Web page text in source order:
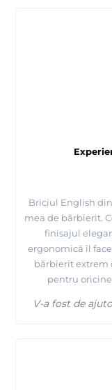
Briciul English
mea de bărbierit.
finisajul
ergonomică îl
bărbierit extrem
pentru
V-a fost de